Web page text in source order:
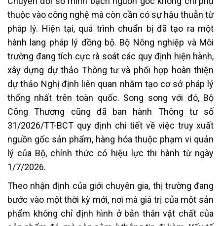
thuộc vào công nghệ mà còn cần có sự hậu thuẫn từ
pháp lý. Hiện tại, quá trình chuẩn bị đã tạo ra một
hành lang pháp lý đồng bộ. Bộ Nông nghiệp và Môi
trường đang tích cực rà soát các quy định hiện hành,
xây dựng dự thảo Thông tư và phối hợp hoàn thiện
dự thảo Nghị định liên quan nhằm tạo cơ sở pháp lý
thống nhất trên toàn quốc. Song song với đó, Bộ
Công Thương cũng đã ban hành Thông tư số
31/2026/TT-BCT quy định chi tiết về việc truy xuất
nguồn gốc sản phẩm, hàng hóa thuộc phạm vi quản
lý của Bộ, chính thức có hiệu lực thi hành từ ngày
1/7/2026.
Theo nhận định của giới chuyên gia, thị trường đang
bước vào một thời kỳ mới, nơi mà giá trị của một sản
phẩm không chỉ định hình ở bản thân vật chất của